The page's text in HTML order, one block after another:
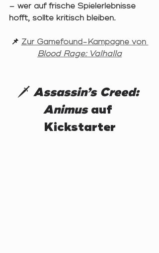
– wer auf frische Spielerlebnisse
hofft, sollte kritisch bleiben.
📌 Zur Gamefound-Kampagne von
Blood Rage: Valhalla
🗡️ Assassin’s Creed:
Animus auf
Kickstarter